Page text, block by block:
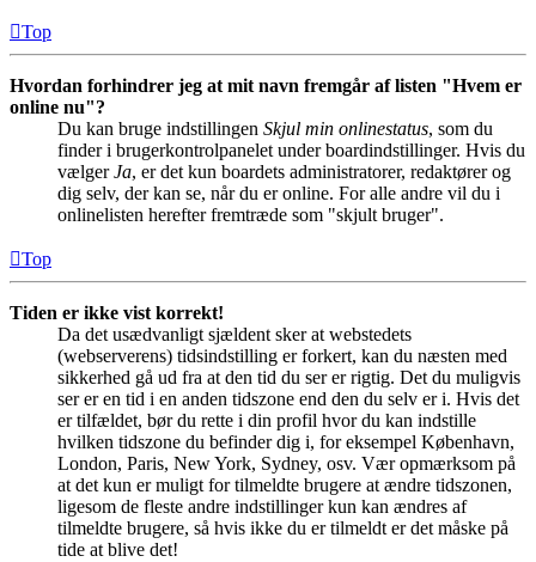
Top
Hvordan forhindrer jeg at mit navn fremgår af listen "Hvem er
online nu"?
Du kan bruge indstillingen Skjul min onlinestatus, som du
finder i brugerkontrolpanelet under boardindstillinger. Hvis du
vælgerJa, er det kun boardets administratorer, redaktører og
dig selv, der kan se, når du er online. For alle andre vil du i
onlinelisten herefter fremtræde som "skjult bruger".
Top
Tiden er ikke vist korrekt!
Da det usædvanligt sjældent sker at webstedets
(webserverens) tidsindstilling er forkert, kan du næsten med
sikkerhed gå ud fra at den tid du ser er rigtig. Det du muligvis
ser er en tid i en anden tidszone end den du selv er i. Hvis det
er tilfældet, bør du rette i din profil hvor du kan indstille
hvilken tidszone du befinder dig i, for eksempel København,
London, Paris, New York, Sydney, osv. Vær opmærksom på
at det kun er muligt for tilmeldte brugere at ændre tidszonen,
ligesom de fleste andre indstillinger kun kan ændres af
tilmeldte brugere, så hvis ikke du er tilmeldt er det måske på
tide at blive det!